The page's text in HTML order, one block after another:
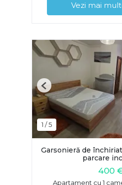
Vezi mai
1 /5
Previous
Garsonieră de
parcare
400
Apartament cu 1